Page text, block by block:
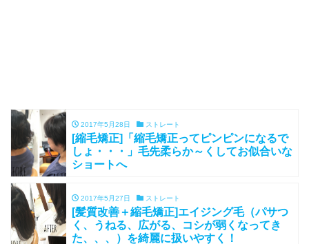
2017年5月28日 ストレート
[縮毛矯正]「縮毛矯正ってピンピンになるで
しょ・・・」毛先柔らか～くしてお似合いな
ショートへ
2017年5月27日 ストレート
[髪質改善＋縮毛矯正]エイジング毛（パサつ
く、うねる、広がる、コシが弱くなってき
た、、、）を綺麗に扱いやすく！